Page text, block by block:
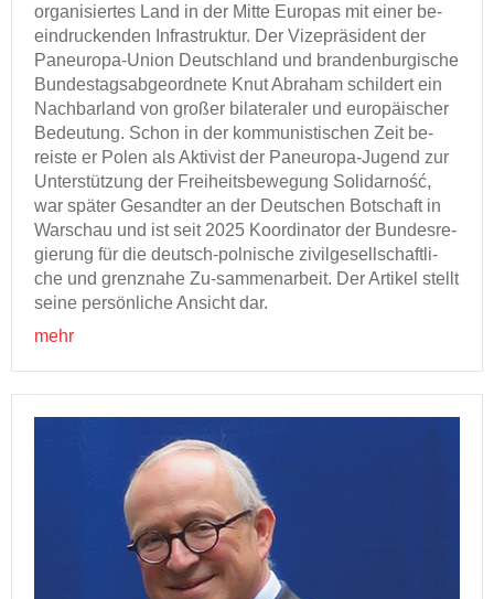
or­ga­ni­sier­tes Land in der Mitte Eu­ro­pas mit einer be­
ein­dru­cken­den In­fra­struk­tur. Der Vi­ze­prä­si­dent der
Paneuropa-​Union Deutsch­land und bran­den­bur­gi­sche
Bun­des­tags­ab­ge­ord­ne­te Knut Abra­ham schil­dert ein
Nach­bar­land von gro­ßer bi­la­te­ra­ler und eu­ro­päi­scher
Be­deu­tung. Schon in der kom­mu­nis­ti­schen Zeit be­
reis­te er Polen als Ak­ti­vist der Paneuropa-​Jugend zur
Un­ter­stüt­zung der Frei­heits­be­we­gung So­li­dar­ność,
war spä­ter Ge­sand­ter an der Deut­schen Bot­schaft in
War­schau und ist seit 2025 Ko­or­di­na­tor der Bun­des­re­
gie­rung für die deutsch-​polnische zi­vil­ge­sell­schaft­li­
che und grenz­na­he Zu-​sammenarbeit. Der Ar­ti­kel stellt
seine per­sön­li­che An­sicht dar.
mehr